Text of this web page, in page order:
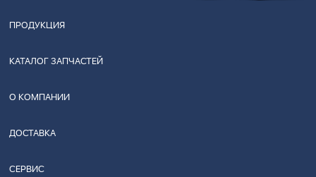
ПРОДУКЦИЯ
КАТАЛОГ ЗАПЧАСТЕЙ
О КОМПАНИИ
ДОСТАВКА
СЕРВИС